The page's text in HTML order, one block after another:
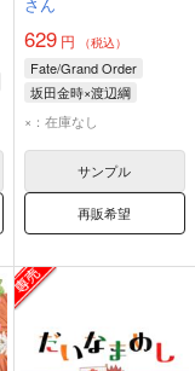
629円 （税込）
Fate/Grand Order
坂田金時×渡辺綱
坂田金時
×：在庫なし
サンプル
再販希望